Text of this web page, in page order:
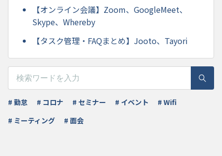
【オンライン会議】Zoom、GoogleMeet、
Skype、Whereby
【タスク管理・FAQまとめ】Jooto、Tayori
# 勤怠 # コロナ # セミナー # イベント
# Wifi
# ミーティング
# 面会